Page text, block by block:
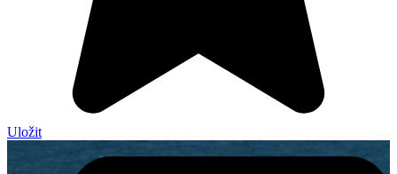
Uložit